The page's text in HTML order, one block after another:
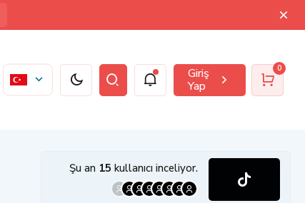
Giriş
Yap
0
Şu an 15 kullanıcı inceliyor.